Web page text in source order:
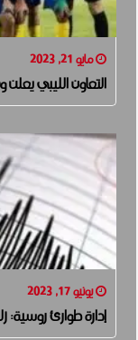
مايو 21, 2023
التعاون الليبي يعلن وقف 6
يونيو 17, 2023
إدارة طوارئ روسية: زلزال بقوة 5